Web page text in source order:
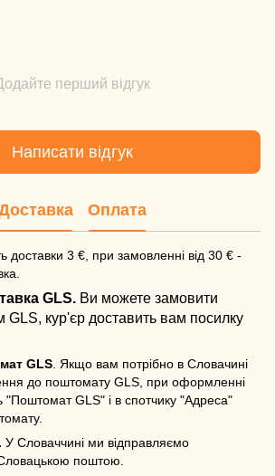
перший відгук
Написати відгук
Оплата
доставки 3 €, при замовленні від 30 € -
GLS. Ви можете замовити
GLS, кур'єр доставить вам посилку
GLS. Якщо вам потрібно в Словачині
до поштомату GLS, при оформленні
"Поштомат GLS" і в спотчику "Адреса"
У Словаччині ми відправляємо
поштою.